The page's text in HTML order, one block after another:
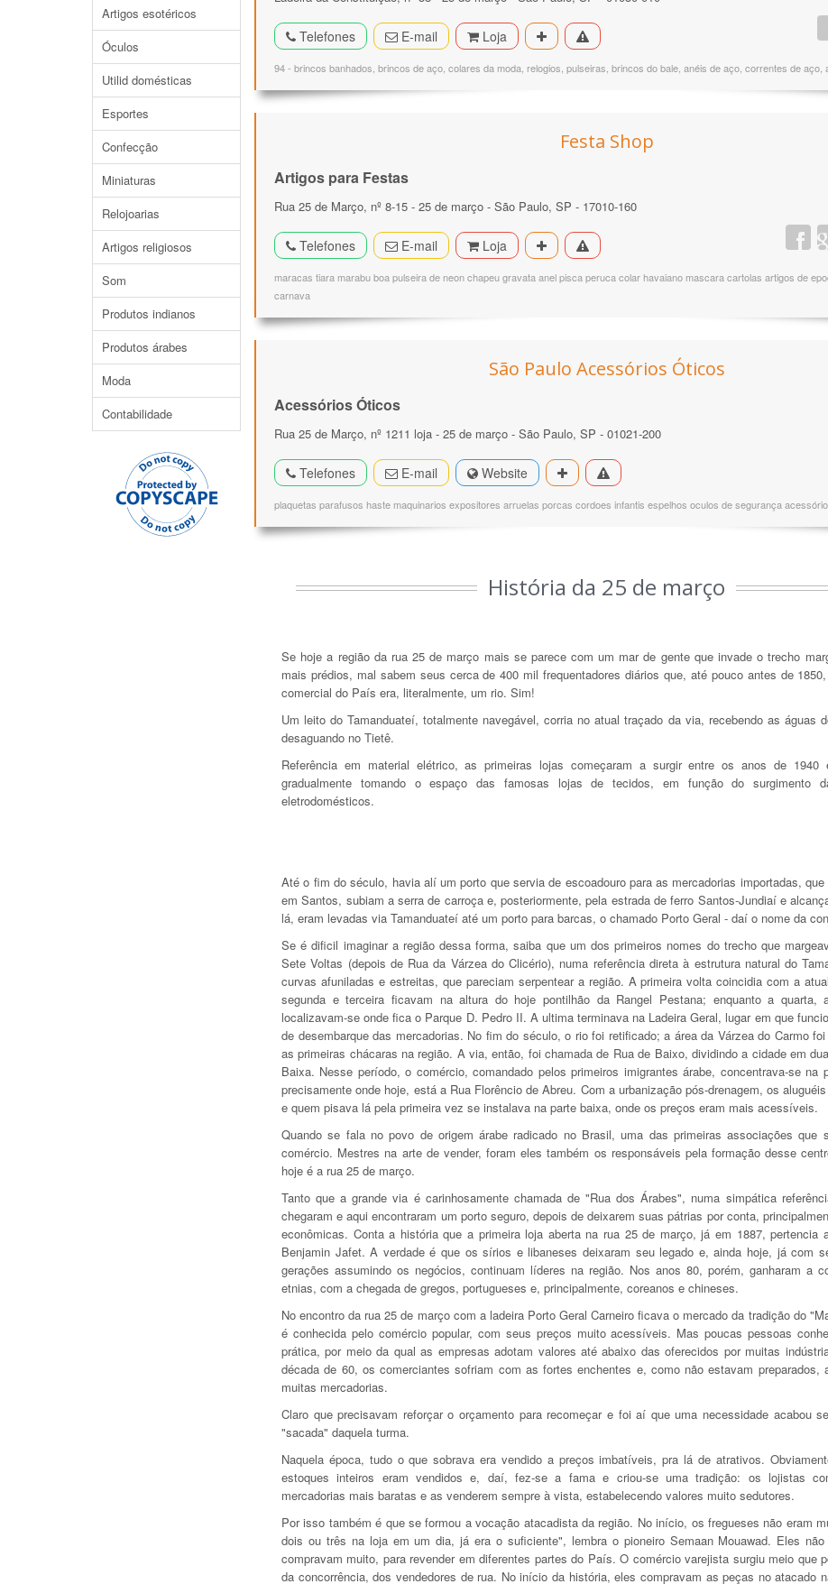
Artigos esotéricos
Óculos
Utilid domésticas
Esportes
Confecção
Miniaturas
Relojoarias
Artigos religiosos
Som
Produtos indianos
Produtos árabes
Moda
Contabilidade
Telefones E-mail Loja
94 - brincos banhados, brincos de aço, colares da moda, relogios, pulseiras, brincos do bale, anéis de aço, correntes de aço,
Festa Shop
Artigos para Festas
Rua 25 de Março, nº 8-15 - 25 de março - São Paulo, SP - 17010-160
Telefones E-mail Loja
maracas tiara marabu boa pulseira de neon chapeu gravata anel pisca peruca colar havaiano mascara cartolas artigos de
carnava
São Paulo Acessórios Óticos
Acessórios Óticos
Rua 25 de Março, nº 1211 loja - 25 de março - São Paulo, SP - 01021-200
Telefones E-mail Website
plaquetas parafusos haste maquinarios expositores arruelas porcas cordoes infantis espelhos oculos de segurança
História da 25 de março
Se hoje a região da rua 25 de março mais se parece com um mar de gente que invade o trecho
mais prédios, mal sabem seus cerca de 400 mil frequentadores diários que, até pouco antes de
comercial do País era, literalmente, um rio. Sim!
Um leito do Tamanduateí, totalmente navegável, corria no atual traçado da via, recebendo as águas
desaguando no Tietê.
Referência em material elétrico, as primeiras lojas começaram a surgir entre os anos de 1940
gradualmente tomando o espaço das famosas lojas de tecidos, em função do surgimento
eletrodomésticos.
Até o fim do século, havia alí um porto que servia de escoadouro para as mercadorias importadas,
em Santos, subiam a serra de carroça e, posteriormente, pela estrada de ferro Santos-Jundiaí e
lá, eram levadas via Tamanduateí até um porto para barcas, o chamado Porto Geral - daí o nome da
Se é dificil imaginar a região dessa forma, saiba que um dos primeiros nomes do trecho que
Sete Voltas (depois de Rua da Várzea do Clicério), numa referência direta à estrutura natural do
curvas afuniladas e estreitas, que pareciam serpentear a região. A primeira volta coincidia com a
segunda e terceira ficavam na altura do hoje pontilhão da Rangel Pestana; enquanto a
localizavam-se onde fica o Parque D. Pedro II. A ultima terminava na Ladeira Geral, lugar em que
de desembarque das mercadorias. No fim do século, o rio foi retificado; a área da Várzea do Carmo
as primeiras chácaras na região. A via, então, foi chamada de Rua de Baixo, dividindo a cidade em
Baixa. Nesse período, o comércio, comandado pelos primeiros imigrantes árabe, concentrava-se na
precisamente onde hoje, está a Rua Florêncio de Abreu. Com a urbanização pós-drenagem, os
e quem pisava lá pela primeira vez se instalava na parte baixa, onde os preços eram mais acessíveis.
Quando se fala no povo de origem árabe radicado no Brasil, uma das primeiras associações que
comércio. Mestres na arte de vender, foram eles também os responsáveis pela formação desse
hoje é a rua 25 de março.
Tanto que a grande via é carinhosamente chamada de "Rua dos Árabes", numa simpática
chegaram e aqui encontraram um porto seguro, depois de deixarem suas pátrias por conta,
econômicas. Conta a história que a primeira loja aberta na rua 25 de março, já em 1887, pertencia
Benjamin Jafet. A verdade é que os sírios e libaneses deixaram seu legado e, ainda hoje, já com
gerações assumindo os negócios, continuam líderes na região. Nos anos 80, porém, ganharam a
etnias, com a chegada de gregos, portugueses e, principalmente, coreanos e chineses.
No encontro da rua 25 de março com a ladeira Porto Geral Carneiro ficava o mercado da tradição do
é conhecida pelo comércio popular, com seus preços muito acessíveis. Mas poucas pessoas
prática, por meio da qual as empresas adotam valores até abaixo das oferecidos por muitas
década de 60, os comerciantes sofriam com as fortes enchentes e, como não estavam preparados,
muitas mercadorias.
Claro que precisavam reforçar o orçamento para recomeçar e foi aí que uma necessidade acabou
"sacada" daquela turma.
Naquela época, tudo o que sobrava era vendido a preços imbatíveis, pra lá de atrativos.
estoques inteiros eram vendidos e, daí, fez-se a fama e criou-se uma tradição: os lojistas
mercadorias mais baratas e as venderem sempre à vista, estabelecendo valores muito sedutores.
Por isso também é que se formou a vocação atacadista da região. No início, os fregueses não eram
dois ou três na loja em um dia, já era o suficiente", lembra o pioneiro Semaan Mouawad. Eles
compravam muito, para revender em diferentes partes do País. O comércio varejista surgiu meio que
da concorrência, dos vendedores de rua. No início da história, eles compravam as peças no atacado